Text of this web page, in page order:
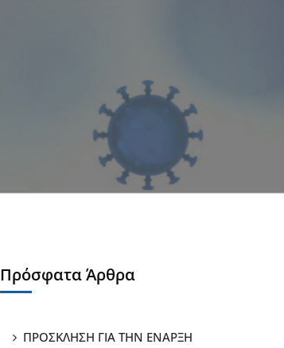
Πρόσφατα Άρθρα
ΠΡΟΣΚΛΗΣΗ ΓΙΑ ΤΗΝ ΕΝΑΡΞΗ